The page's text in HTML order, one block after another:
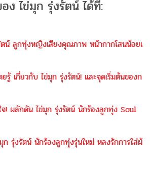
ง ไข่มุก รุ่งรัตน์ ได้ที่:
ตน์ ลูกทุ่งหญิงเสียงคุณภาพ หน้ากากโสนน้อยเ
รู้ เกี่ยวกับ ไข่มุก รุ่งรัตน์! และจุดเริ่มต้นของก
! ผลักดัน ไข่มุก รุ่งรัตน์ นักร้องลูกทุ่ง Soul
ก รุ่งรัตน์ นักร้องลูกทุ่งรุ่นใหม่ หลงรักการใส่ผ้